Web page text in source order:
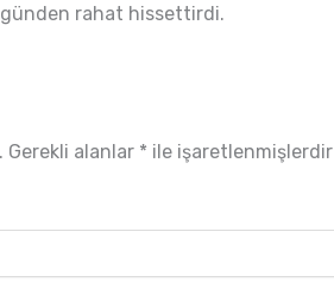
günden rahat hissettirdi.
Gerekli alanlar * ile işaretlenmişlerdir